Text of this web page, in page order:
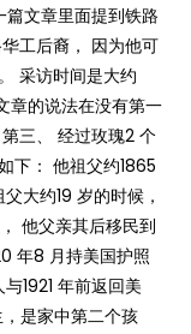
文章里面提到铁路
工后裔， 因为他可
采访时间是大约
章的说法在没有第一
三、 经过玫瑰2 个
下： 他祖父约1865
大约19 岁的时候，
他父亲其后移民到
年8 月持美国护照
1921 年前返回美
是家中第二个孩